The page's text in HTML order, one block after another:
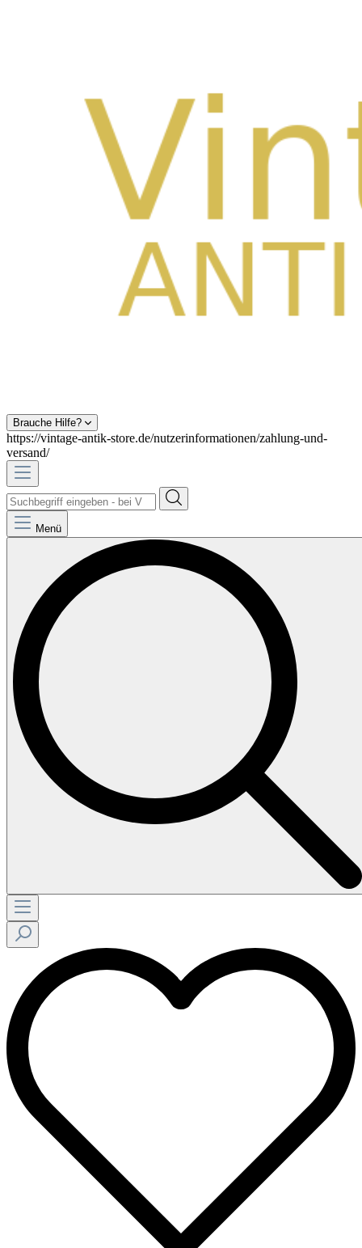
Brauche Hilfe?
https://vintage-antik-store.de/nutzerinformationen/zahlung-und-
versand/
Menü